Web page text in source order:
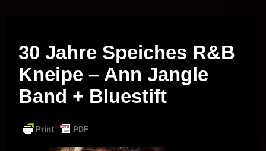
30 Jahre Speiches R&B
Kneipe – Ann Jangle
Band + Bluestift